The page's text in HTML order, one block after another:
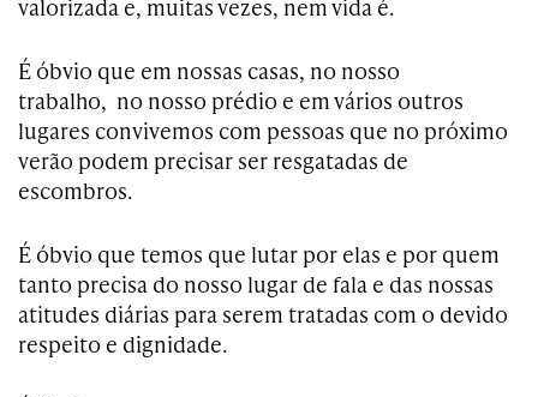
valorizada e, muitas vezes, nem vida é.
É óbvio que em nossas casas, no nosso
trabalho, no nosso prédio e em vários outros
lugares convivemos com pessoas que no próximo
verão podem precisar ser resgatadas de
escombros.
É óbvio que temos que lutar por elas e por quem
tanto precisa do nosso lugar de fala e das nossas
atitudes diárias para serem tratadas com o devido
respeito e dignidade.